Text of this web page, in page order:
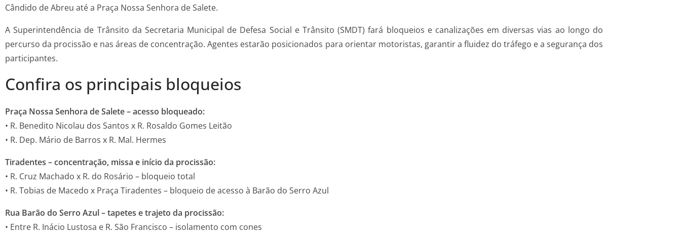
Cândido de Abreu até a Praça Nossa Senhora de Salete.
A Superintendência de Trânsito da Secretaria Municipal de Defesa Social e Trânsito (SMDT) fará bloqueios e canalizações em diversas vias ao longo do
percurso da procissão e nas áreas de concentração. Agentes estarão posicionados para orientar motoristas, garantir a fluidez do tráfego e a segurança dos
participantes.
Confira os principais bloqueios
Praça Nossa Senhora de Salete – acesso bloqueado:
• R. Benedito Nicolau dos Santos x R. Rosaldo Gomes Leitão
• R. Dep. Mário de Barros x R. Mal. Hermes
Tiradentes – concentração, missa e início da procissão:
• R. Cruz Machado x R. do Rosário – bloqueio total
• R. Tobias de Macedo x Praça Tiradentes – bloqueio de acesso à Barão do Serro Azul
Rua Barão do Serro Azul – tapetes e trajeto da procissão:
• Entre R. Inácio Lustosa e R. São Francisco – isolamento com cones